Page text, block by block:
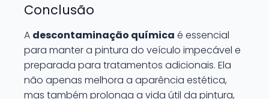
Conclusão
A descontaminação química é essencial
para manter a pintura do veículo impecável e
preparada para tratamentos adicionais. Ela
não apenas melhora a aparência estética,
mas também prolonga a vida útil da pintura,